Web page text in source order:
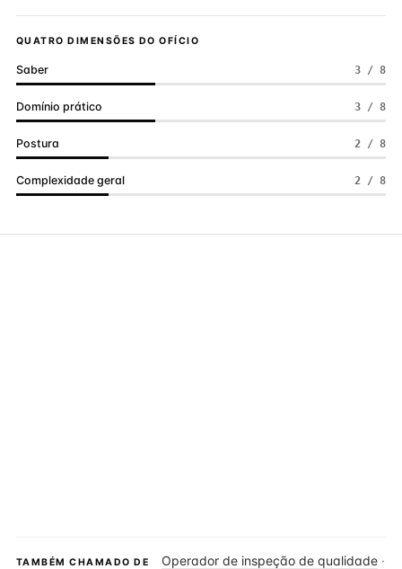
QUATRO DIMENSÕES DO OFÍCIO
Saber 3 / 8
Domínio prático 3 / 8
Postura 2 / 8
Complexidade geral 2 / 8
TAMBÉM CHAMADO DE Operador de inspeção de qualidade ·